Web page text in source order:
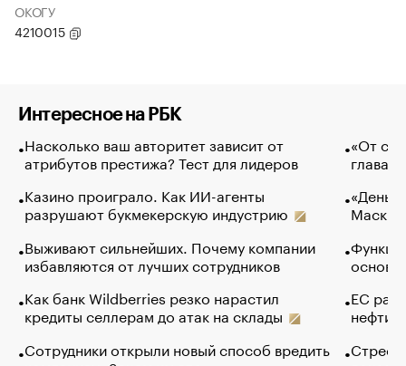
ОКОГУ
4210015
Интересное на РБК
Насколько ваш авторитет зависит от
атрибутов престижа? Тест для лидеров
Казино проиграло. Как ИИ-агенты
разрушают букмекерскую индустрию
Выживают сильнейших. Почему компании
избавляются от лучших сотрудников
Как банк Wildberries резко нарастил
кредиты селлерам до атак на склады
Сотрудники открыли новый способ вредить
«От
глава
Маск в
основ
ЕС
нефти